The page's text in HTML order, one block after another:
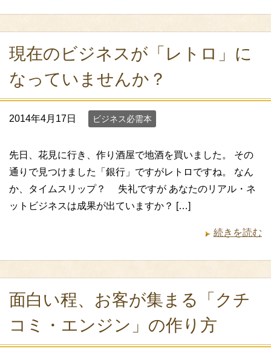
現在のビジネスが「レトロ」に
なっていませんか？
2014年4月17日 ビジネス必需本
先日、花見に行き、作り酒屋で地酒を買いました。 その
通りで見つけました「銀行」ですがレトロですね。 なん
か、タイムスリップ？ 失礼ですが あなたのリアル・ネ
ットビジネスは成果が出ていますか？ […]
続きを読む
面白い程、お客が集まる「クチ
コミ・エンジン」の作り方